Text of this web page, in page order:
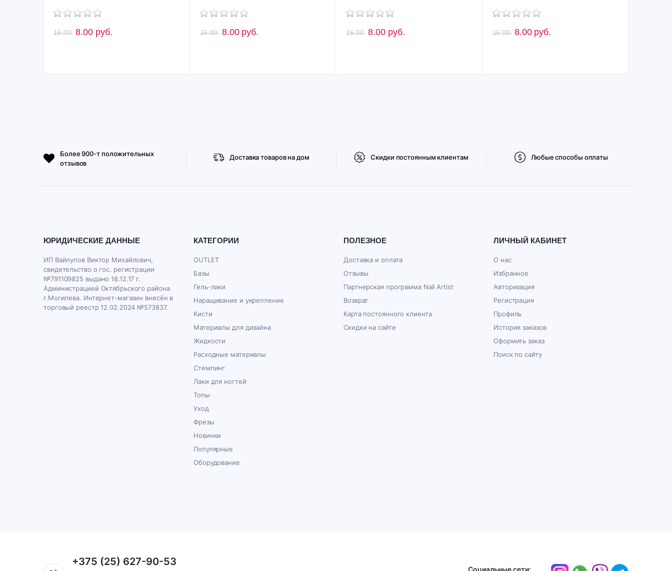
16.00 8.00 руб. 16.00 8.00 руб. 16.00 8.00 руб. 16.00 8.00 руб.
Более 900-т положительных
отзывов
Доставка товаров на дом Скидки постоянным клиентам Любые способы оплаты
ЮРИДИЧЕСКИЕ ДАННЫЕ
ИП Вайлупов Виктор Михайлович,
свидетельство о гос. регистрации
№791109825 выдано 18.12.17 г.
Администрацией Октябрьского района
г.Могилева. Интернет-магазин внесён в
торговый реестр 12.02.2024 №573837.
КАТЕГОРИИ
OUTLET
Базы
Гель-лаки
Наращивание и укрепление
Кисти
Материалы для дизайна
Жидкости
Расходные материалы
Стемпинг
Лаки для ногтей
Топы
Уход
Фрезы
Новинки
Популярные
Оборудование
ПОЛЕЗНОЕ
Доставка и оплата
Отзывы
Партнерская программа Nail Artist
Возврат
Карта постоянного клиента
Скидки на сайте
ЛИЧНЫЙ КАБИНЕТ
О нас
Избранное
Авторизация
Регистрация
Профиль
История заказов
Оформить заказ
Поиск по сайту
+375 (25) 627-90-53
Социальные сети: